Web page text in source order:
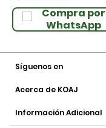
Compra por
WhatsApp
Síguenos en
Acerca de KOAJ
Información Adicional